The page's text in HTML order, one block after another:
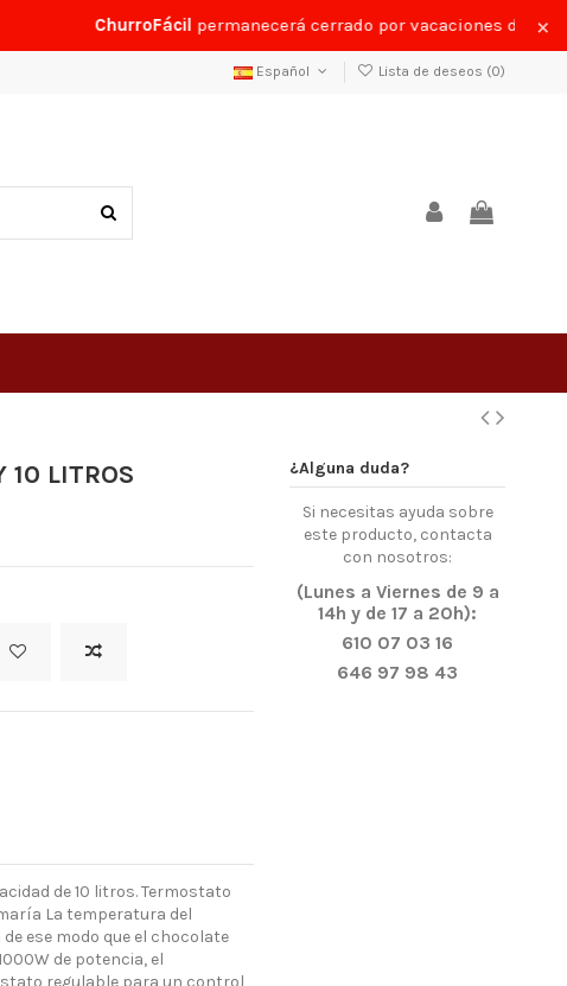
ChurroFácilpermanecerá cerrado por vacaciones del24 al×
Español Lista de deseos (0)
10 LITROS
de 10 litros. Termostato
La temperatura del
ese modo que el chocolate
de potencia, el
regulable para un control
¿Alguna duda?
Si necesitas ayuda sobre
este producto, contacta
con nosotros:
(Lunes a Viernes de 9 a
14h y de 17 a 20h):
610 07 03 16
646 97 98 43